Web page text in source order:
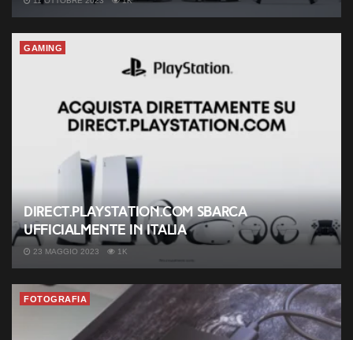
GAMING
Direct.PlayStation.com sbarca
ufficialmente in Italia
23 MAGGIO 2023 1K
FOTOGRAFIA